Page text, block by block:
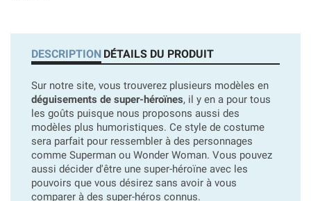
DESCRIPTION DÉTAILS DU PRODUIT
Sur notre site, vous trouverez plusieurs modèles en
déguisements de super-héroïnes, il y en a pour tous
les goûts puisque nous proposons aussi des
modèles plus humoristiques. Ce style de costume
sera parfait pour ressembler à des personnages
comme Superman ou Wonder Woman. Vous pouvez
aussi décider d'être une super-héroïne avec les
pouvoirs que vous désirez sans avoir à vous
comparer à des super-héros connus.